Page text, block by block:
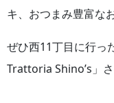
キ、おつまみ豊富な
ぜひ西11丁目に行っ
Trattoria Shino’s」